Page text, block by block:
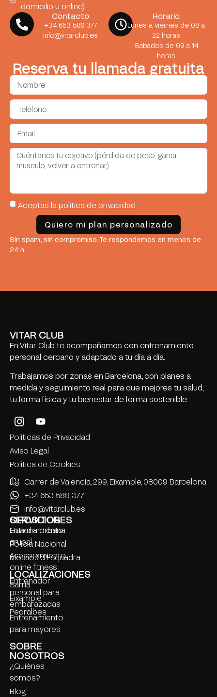
domicilio u online)
Contacto
+34 653 589 377
info@vitarclub.es
Horario
Lunes a viernes de 08 a
22 horas
Sábados de 09 a 14
horas
Reserva tu llamada gratuita
Aceptas la política de privacidad
Quiero mi plan personalizado
Sin spam, sin compromiso. Te respondemos en menos de
24 h.
VITAR CLUB
En Vitar Club te acompañamos con entrenamiento
personal cercano y adaptado a tu día a día.
Trabajamos por zonas en Barcelona, con planes a
medida y seguimiento real para que mejores tu salud,
tu forma física y tu bienestar de forma sostenible.
Políticas de Privacidad
Aviso Legal
Política de Cookies
Carrer de València, 299, Eixample, 08009 Barcelona
+34 653 589 377
info@vitarclub.es
SERVICIOS
Entrenamiento
grupal
Asesoramiento
online fitness
Entrenador
personal para
embarazadas
Entrenamiento
para mayores
SOBRE
NOSOTROS
¿Quiénes
somos?
Blog
OPOSITORES
Guardia Urbana
Policía Nacional
Mossos d’Esquadra
LOCALIZACIONES
Sarrià
Eixample
Pedralbes